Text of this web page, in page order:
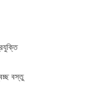
বস্তু